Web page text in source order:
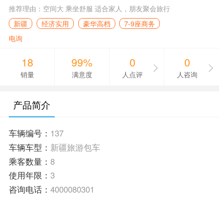
推荐理由：空间大 乘坐舒服 适合家人，朋友聚会旅行
新疆
经济实用 豪华高档
7-9座商务
电询
18
销量
99%
满意度
0
人点评
0
人咨询
产品简介
车辆编号： 137
车辆车型： 新疆旅游包车
乘客数量： 8
使用年限： 3
咨询电话： 4000080301